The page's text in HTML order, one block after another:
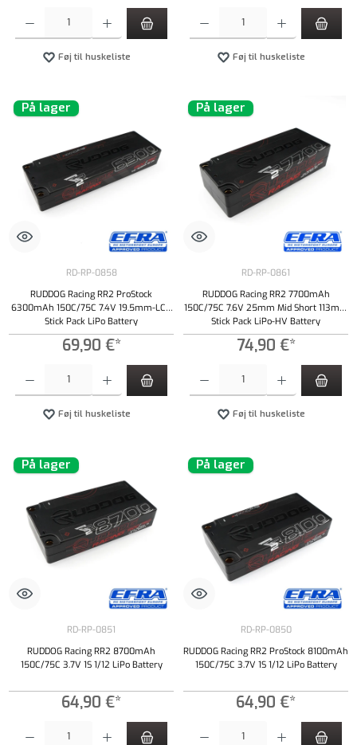
Føj til huskeliste Føj til huskeliste
På lager
RD-RP-0858
RUDDOG Racing RR2 ProStock
6300mAh 150C/75C 7.4V 19.5mm-LCG
Stick Pack LiPo Battery
69,90 €*
Føj til huskeliste
På lager
RD-RP-0861
RUDDOG Racing RR2 7700mAh
150C/75C 7.6V 25mm Mid Short 113mm
Stick Pack LiPo-HV Battery
74,90 €*
Føj til huskeliste
På lager
RD-RP-0851
RUDDOG Racing RR2 8700mAh
150C/75C 3.7V 1S 1/12 LiPo Battery
64,90 €*
På lager
RD-RP-0850
RUDDOG Racing RR2 ProStock 8100mAh
150C/75C 3.7V 1S 1/12 LiPo Battery
64,90 €*